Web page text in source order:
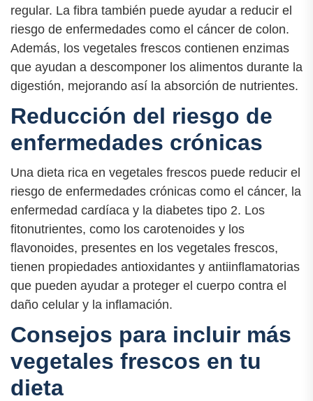
regular. La fibra también puede ayudar a reducir el
riesgo de enfermedades como el cáncer de colon.
Además, los vegetales frescos contienen enzimas
que ayudan a descomponer los alimentos durante la
digestión, mejorando así la absorción de nutrientes.
Reducción del riesgo de
enfermedades crónicas
Una dieta rica en vegetales frescos puede reducir el
riesgo de enfermedades crónicas como el cáncer, la
enfermedad cardíaca y la diabetes tipo 2. Los
fitonutrientes, como los carotenoides y los
flavonoides, presentes en los vegetales frescos,
tienen propiedades antioxidantes y antiinflamatorias
que pueden ayudar a proteger el cuerpo contra el
daño celular y la inflamación.
Consejos para incluir más
vegetales frescos en tu
dieta